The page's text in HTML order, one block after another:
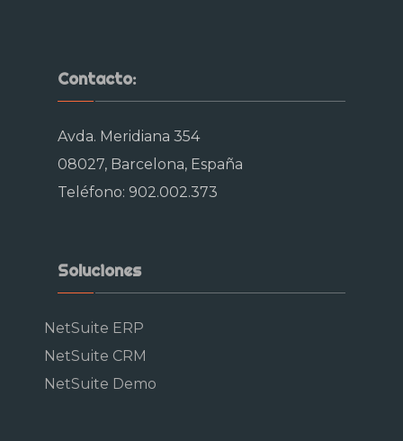
Contacto:
Avda. Meridiana 354
08027, Barcelona, España
Teléfono: 902.002.373
Soluciones
NetSuite ERP
NetSuite CRM
NetSuite Demo